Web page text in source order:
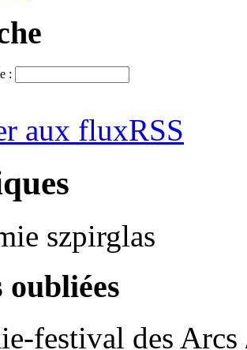
:
aux fluxRSS
szpirglas
oubliées
festival des